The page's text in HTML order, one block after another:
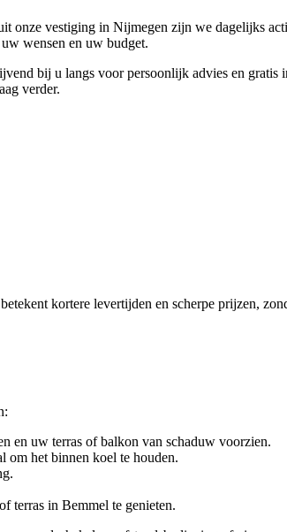
vestiging in Nijmegen zijn we dagelijks
wensen en uw budget.
bij u langs voor persoonlijk advies en gratis
verder.
kortere levertijden en scherpe prijzen,
en uw terras of balkon van schaduw voorzien.
om het binnen koel te houden.
terras in Bemmel te genieten.